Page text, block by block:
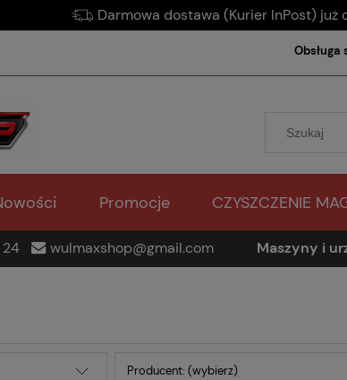
Darmowa dostawa (Kurier InPost) już
Obsługa
Promocje CZYSZCZENIE
wulmaxshop@gmail.com Maszyny i
Producent: (wybierz)